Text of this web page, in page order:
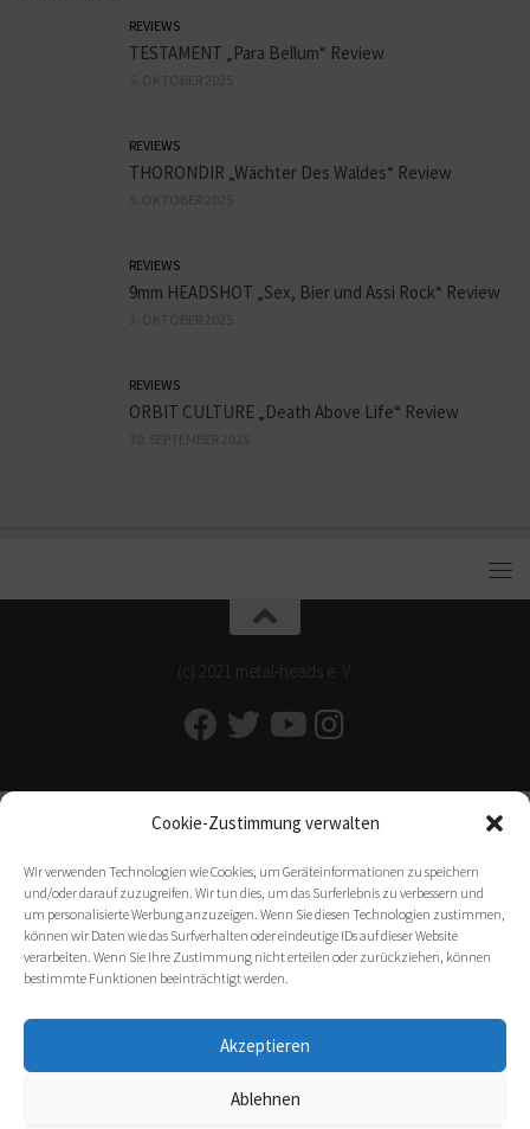
Cookie-Zustimmung verwalten
Wir verwenden Technologien wie Cookies, um Geräteinformationen zu speichern
und/oder darauf zuzugreifen. Wir tun dies, um das Surferlebnis zu verbessern und
um personalisierte Werbung anzuzeigen. Wenn Sie diesen Technologien zustimmen,
können wir Daten wie das Surfverhalten oder eindeutige IDs auf dieser Website
verarbeiten. Wenn Sie Ihre Zustimmung nicht erteilen oder zurückziehen, können
bestimmte Funktionen beeinträchtigt werden.
Akzeptieren
Ablehnen
REVIEWS
TESTAMENT „Para Bellum“ Review
REVIEWS
THORONDIR „Wächter Des Waldes“ Review
REVIEWS
9mm HEADSHOT „Sex, Bier und Assi Rock“ Review
REVIEWS
ORBIT CULTURE „Death Above Life“ Review
(c) 2021 metal-heads e. V.